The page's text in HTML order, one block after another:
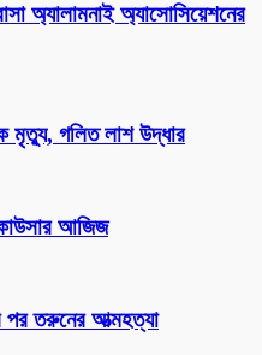
অ্যালামনাই অ্যাসোসিয়েশনের
মৃত্যু, গলিত লাশ উদ্ধার
আজিজ
পর তরুনের আত্মহত্যা